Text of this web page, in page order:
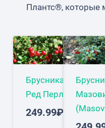
сочный, кисло-
Кустарник цветет
Плодоносит дважды,
Предпочитает
почвы, а также
места.
Плантс®, которые
Брусника
Ред Перл
249.99₽